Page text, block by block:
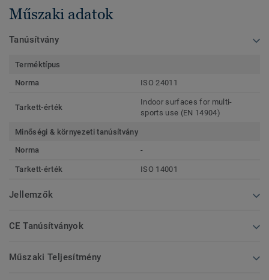
Műszaki adatok
Tanúsítvány
Terméktípus
Norma
ISO 24011
Tarkett-érték
Indoor surfaces for multi-
sports use (EN 14904)
Minőségi & környezeti tanúsítvány
Norma
-
Tarkett-érték ISO 14001
Jellemzők
CE Tanúsítványok
Műszaki Teljesítmény